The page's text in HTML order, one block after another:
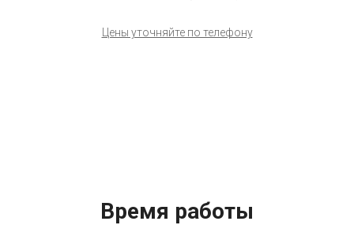
Цены уточняйте по телефону
Время работы